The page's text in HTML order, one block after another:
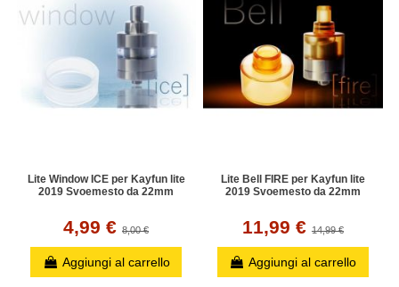
Lite Window ICE per Kayfun lite
2019 Svoemesto da 22mm
4,99 €8,00 €
Aggiungi al carrello
Lite Bell FIRE per Kayfun lite
2019 Svoemesto da 22mm
11,99 € 14,99 €
Aggiungi al carrello